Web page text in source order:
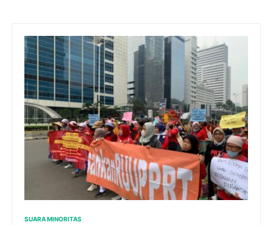
SUARA MINORITAS